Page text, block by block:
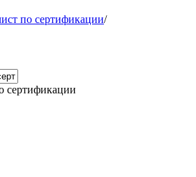
по сертификации/
сертификации